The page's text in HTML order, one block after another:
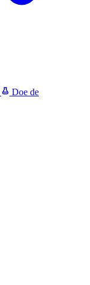
Doe de